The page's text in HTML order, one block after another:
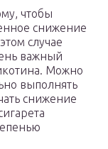
чтобы
снижение
случае
важный
Можно
выполнять
снижение